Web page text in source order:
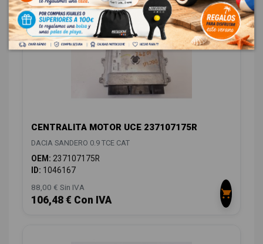
CENTRALITA MOTOR UCE 237107175R
DACIA SANDERO 0.9 TCE CAT
OEM: 237107175R
ID: 1046167
88,00 € Sin IVA
106,48 € Con IVA